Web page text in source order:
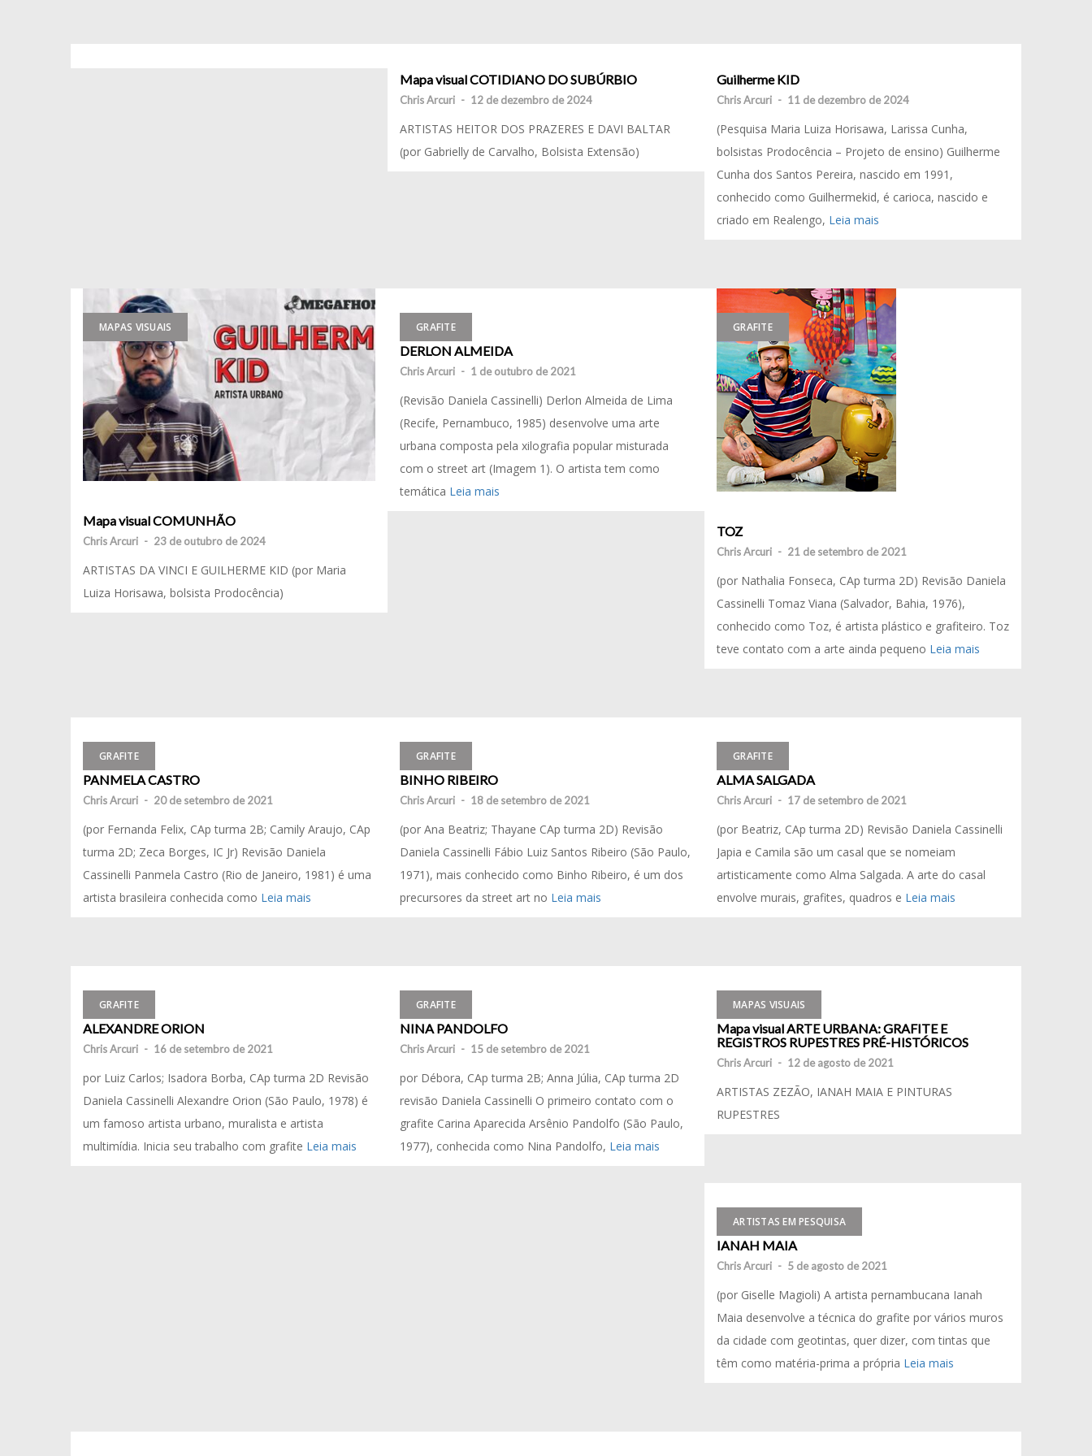
Mapa visual COTIDIANO DO SUBÚRBIO
Chris Arcuri - 12 de dezembro de 2024
ARTISTAS HEITOR DOS PRAZERES E DAVI BALTAR
(por Gabrielly de Carvalho, Bolsista Extensão)
Guilherme KID
Chris Arcuri - 11 de dezembro de 2024
(Pesquisa Maria Luiza Horisawa, Larissa Cunha,
bolsistas Prodocência – Projeto de ensino) Guilherme
Cunha dos Santos Pereira, nascido em 1991,
conhecido como Guilhermekid, é carioca, nascido e
criado em Realengo, Leia mais
MAPAS VISUAIS
Mapa visual COMUNHÃO
Chris Arcuri - 23 de outubro de 2024
ARTISTAS DA VINCI E GUILHERME KID (por Maria
Luiza Horisawa, bolsista Prodocência)
GRAFITE
DERLON ALMEIDA
Chris Arcuri - 1 de outubro de 2021
(Revisão Daniela Cassinelli) Derlon Almeida de Lima
(Recife, Pernambuco, 1985) desenvolve uma arte
urbana composta pela xilografia popular misturada
com o street art (Imagem 1). O artista tem como
temática Leia mais
GRAFITE
TOZ
Chris Arcuri - 21 de setembro de 2021
(por Nathalia Fonseca, CAp turma 2D) Revisão Daniela
Cassinelli Tomaz Viana (Salvador, Bahia, 1976),
conhecido como Toz, é artista plástico e grafiteiro. Toz
teve contato com a arte ainda pequeno Leia mais
GRAFITE
PANMELA CASTRO
Chris Arcuri - 20 de setembro de 2021
(por Fernanda Felix, CAp turma 2B; Camily Araujo, CAp
turma 2D; Zeca Borges, IC Jr) Revisão Daniela
Cassinelli Panmela Castro (Rio de Janeiro, 1981) é uma
artista brasileira conhecida como Leia mais
GRAFITE
BINHO RIBEIRO
Chris Arcuri - 18 de setembro de 2021
(por Ana Beatriz; Thayane CAp turma 2D) Revisão
Daniela Cassinelli Fábio Luiz Santos Ribeiro (São Paulo,
1971), mais conhecido como Binho Ribeiro, é um dos
precursores da street art no Leia mais
GRAFITE
ALMA SALGADA
Chris Arcuri - 17 de setembro de 2021
(por Beatriz, CAp turma 2D) Revisão Daniela Cassinelli
Japia e Camila são um casal que se nomeiam
artisticamente como Alma Salgada. A arte do casal
envolve murais, grafites, quadros e Leia mais
GRAFITE
ALEXANDRE ORION
Chris Arcuri - 16 de setembro de 2021
por Luiz Carlos; Isadora Borba, CAp turma 2D Revisão
Daniela Cassinelli Alexandre Orion (São Paulo, 1978) é
um famoso artista urbano, muralista e artista
multimídia. Inicia seu trabalho com grafite Leia mais
GRAFITE
NINA PANDOLFO
Chris Arcuri - 15 de setembro de 2021
por Débora, CAp turma 2B; Anna Júlia, CAp turma 2D
revisão Daniela Cassinelli O primeiro contato com o
grafite Carina Aparecida Arsênio Pandolfo (São Paulo,
1977), conhecida como Nina Pandolfo, Leia mais
MAPAS VISUAIS
Mapa visual ARTE URBANA: GRAFITE E
REGISTROS RUPESTRES PRÉ-HISTÓRICOS
Chris Arcuri - 12 de agosto de 2021
ARTISTAS ZEZÃO, IANAH MAIA E PINTURAS
RUPESTRES
ARTISTAS EM PESQUISA
IANAH MAIA
Chris Arcuri - 5 de agosto de 2021
(por Giselle Magioli) A artista pernambucana Ianah
Maia desenvolve a técnica do grafite por vários muros
da cidade com geotintas, quer dizer, com tintas que
têm como matéria-prima a própria Leia mais